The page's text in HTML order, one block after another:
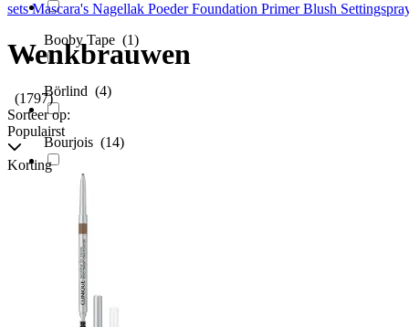
Booby Tape (1)
Börlind (4)
Bourjois (14)
Bransus
By Terry
setsMascara's Nagellak Poeder Foundation PrimerBlush
Wenkbrauwen
(1797)
Sorteer op:
Populairst
Korting